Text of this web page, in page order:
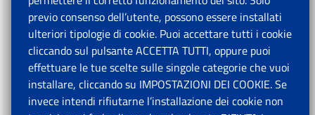
previo consenso dell’utente, possono essere installati
ulteriori tipologie di cookie. Puoi accettare tutti i cookie
cliccando sul pulsante ACCETTA TUTTI, oppure puoi
effettuare le tue scelte sulle singole categorie che vuoi
installare, cliccando su IMPOSTAZIONI DEI COOKIE. Se
invece intendi rifiutarne l’installazione dei cookie non